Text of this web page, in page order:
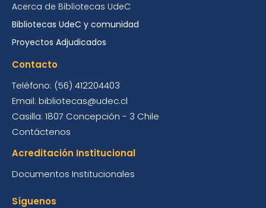
Acerca de Bibliotecas UdeC
Bibliotecas UdeC y comunidad
Proyectos Adjudicados
Contacto
Teléfono: (56) 412204403
Email: bibliotecas@udec.cl
Casilla: 1807 Concepción - 3 Chile
Contáctenos
Acreditación Institucional
Documentos Institucionales
Síguenos